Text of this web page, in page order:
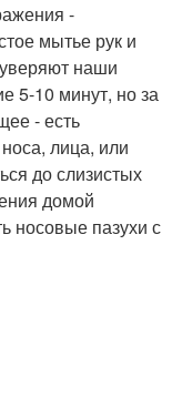
-
мытье рук и
наши
5-10 минут, но за
- есть
лица, или
до слизистых
домой
носовые пазухи с